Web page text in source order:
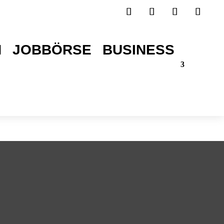
JOBBÖRSE BUSINESS